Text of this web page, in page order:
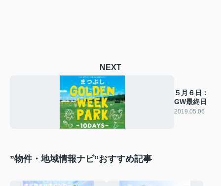
NEXT
５月６日：
GW最終日
2019.05.06
”物件・地域情報ナビ”おすすめ記事